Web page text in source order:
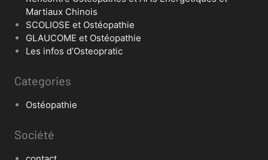
Martiaux Chinois
SCOLIOSE et Ostéopathie
GLAUCOME et Ostéopathie
Les infos d’Osteopratic
Categories
Ostéopathie
Société